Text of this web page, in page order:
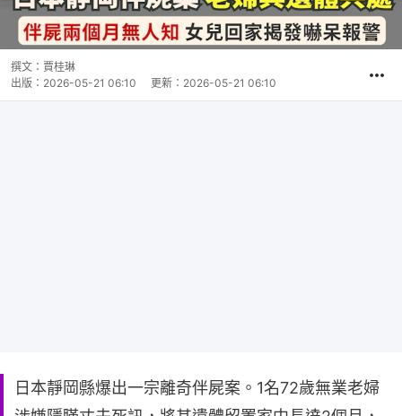
撰文： 賈桂琳
出版： 2026-05-21 06:10 更新： 2026-05-21 06:10
日本靜岡縣爆出一宗離奇伴屍案。1名72歲無業老婦